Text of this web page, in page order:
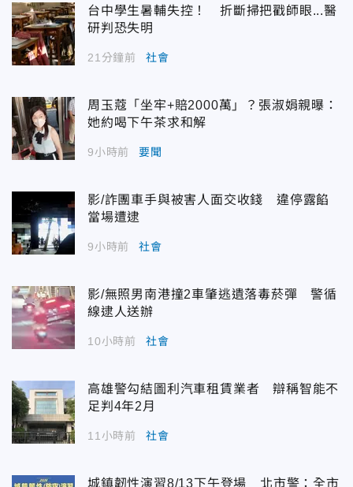
台中學生暑輔失控！ 折斷掃把戳師眼...醫
研判恐失明
21分鐘前 社會
周玉蔻「坐牢+賠2000萬」？張淑娟親曝：
她約喝下午茶求和解
9小時前 要聞
影/詐團車手與被害人面交收錢 違停露餡
當場遭逮
9小時前 社會
影/無照男南港撞2車肇逃遺落毒菸彈 警循
線逮人送辦
10小時前 社會
高雄警勾結圖利汽車租賃業者 辯稱智能不
足判4年2月
11小時前 社會
城鎮韌性演習8/13下午登場 北市警：全市